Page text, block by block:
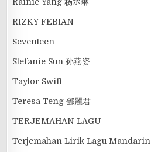
Rainie Yang 杨丞琳
RIZKY FEBIAN
Seventeen
Stefanie Sun 孙燕姿
Taylor Swift
Teresa Teng 鄧麗君
TERJEMAHAN LAGU
Terjemahan Lirik Lagu Mandarin